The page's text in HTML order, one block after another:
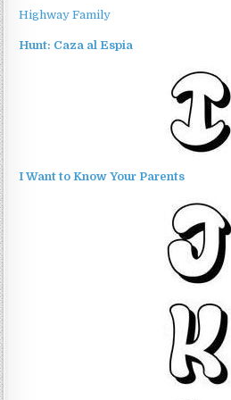
Highway Family
Hunt: Caza al Espia
I Want to Know Your Parents